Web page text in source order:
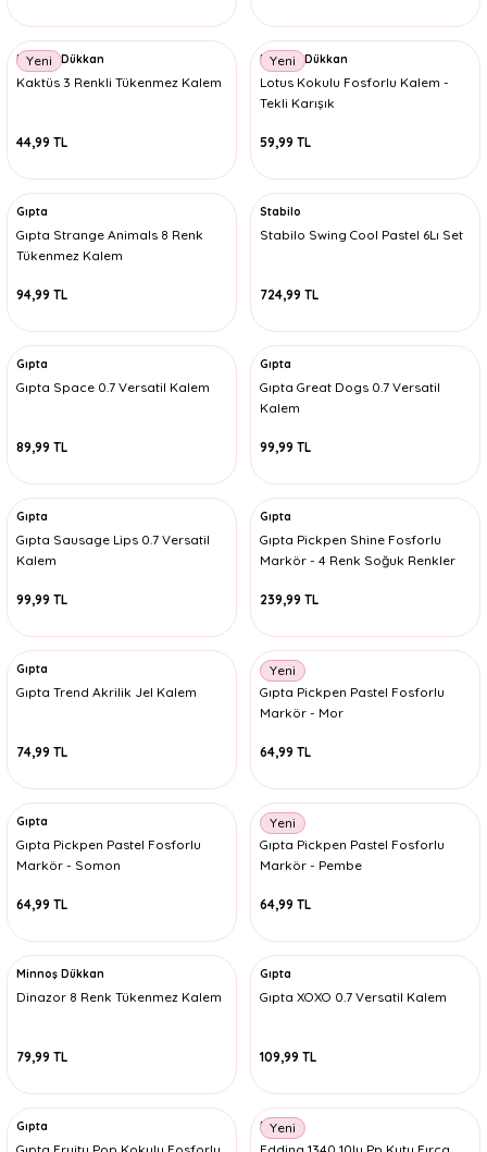
Yeni
Minnoş Dükkan
Kaktüs 3 Renkli Tükenmez Kalem
44,99 TL
Yeni
Minnoş Dükkan
Lotus Kokulu Fosforlu Kalem -
Tekli Karışık
59,99 TL
Gıpta
Gıpta Strange Animals 8 Renk
Tükenmez Kalem
94,99 TL
Stabilo
Stabilo Swing Cool Pastel 6Lı Set
724,99 TL
Gıpta
Gıpta Space 0.7 Versatil Kalem
89,99 TL
Gıpta
Gıpta Great Dogs 0.7 Versatil
Kalem
99,99 TL
Gıpta
Gıpta Sausage Lips 0.7 Versatil
Kalem
99,99 TL
Gıpta
Gıpta Pickpen Shine Fosforlu
Markör - 4 Renk Soğuk Renkler
239,99 TL
Gıpta
Gıpta Trend Akrilik Jel Kalem
74,99 TL
Yeni
Gıpta
Gıpta Pickpen Pastel Fosforlu
Markör - Mor
64,99 TL
Gıpta
Gıpta Pickpen Pastel Fosforlu
Markör - Somon
64,99 TL
Yeni
Gıpta
Gıpta Pickpen Pastel Fosforlu
Markör - Pembe
64,99 TL
Minnoş Dükkan
Dinazor 8 Renk Tükenmez Kalem
79,99 TL
Gıpta
Gıpta XOXO 0.7 Versatil Kalem
109,99 TL
Gıpta Yeni
Edding